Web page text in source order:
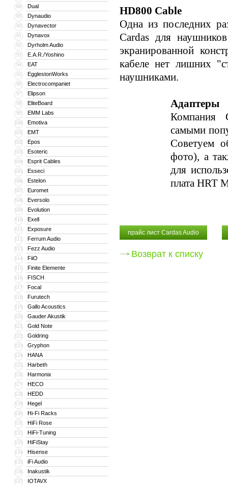
88 Dual
89 Dynaudio
90 Dynavector
91 Dynavox
92 Dyrholm Audio
93 E.A.R./Yoshino
94 EAT
95 EgglestonWorks
96 Electrocompaniet
97 Elipson
98 EliteBoard
99 EMM Labs
100 Emotiva
101 EMT
102 Epos
103 Esoteric
104 Esprit Cables
105 Esseci
106 Estelon
107 Euromet
108 Eversolo
109 Evolution
110 Exell
111 Exposure
112 Ferrum Audio
113 Fezz Audio
114 FiiO
115 Finite Elemente
116 FISCH
117 Focal
118 Furutech
119 Gallo Acoustics
120 Gauder Akustik
121 Gold Note
122 Goldring
123 Gryphon
124 HANA
125 Harbeth
126 Harmonix
127 HECO
128 HEDD
129 Hegel
130 Hi-Fi Racks
131 HiFi Rose
132 HiFi-Tuning
133 HiFiStay
134 Hisense
135 iFi Audio
136 Inakustik
137 IOTAVX
HD800 Cable
Одна из последних
Cardas для
экранированной
кабеле нет лишних
наушниками.
Адаптеры
Компания
самыми
Советуем
фото), а
для
плата HRT
прайс лист Cardas Audio
Возврат к списку